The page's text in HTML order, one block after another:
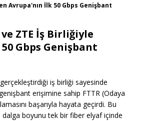
Avrupa'nın İlk 50 Gbps Genişbant
ZTE İş Birliğiyle
Gbps Genişbant
iş birliği sayesinde
erişimine sahip FTTR (Odaya
başarıyla hayata geçirdi. Bu
dalga boyunu tek bir fiber elyaf içinde